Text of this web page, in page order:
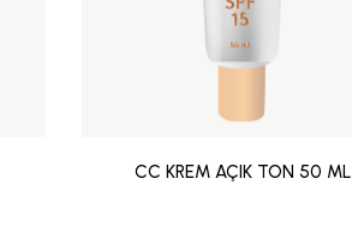
CC KREM AÇIK TON 50 ML